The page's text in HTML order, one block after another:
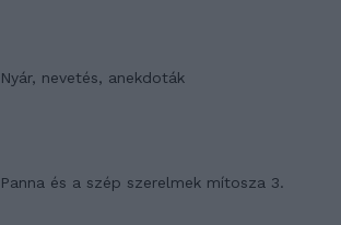
Nyár, nevetés, anekdoták
Panna és a szép szerelmek mítosza 3.